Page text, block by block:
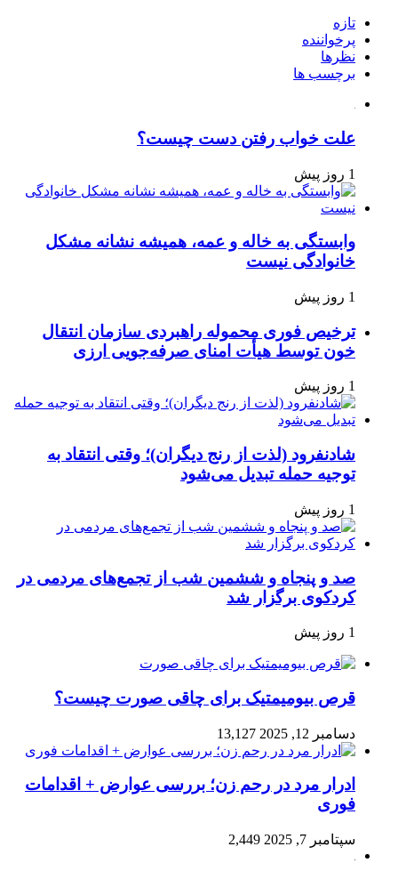
تازه
پرخواننده
نظرها
برچسب ها
علت خواب رفتن دست چیست؟
1 روز پیش
وابستگی به خاله و عمه، همیشه نشانه مشکل
خانوادگی نیست
1 روز پیش
ترخیص فوری محموله راهبردی سازمان انتقال
خون توسط هیأت امنای صرفه‌جویی ارزی
1 روز پیش
شادنفرود (لذت از رنج دیگران)؛ وقتی انتقاد به
توجیه حمله تبدیل می‌شود
1 روز پیش
صد و پنجاه‌ و ششمین شب از تجمع‌های مردمی در
کردکوی برگزار شد
1 روز پیش
قرص بیومیمتیک برای چاقی صورت چیست؟
دسامبر 12, 2025 13,127
ادرار مرد در رحم زن؛ بررسی عوارض + اقدامات
فوری
سپتامبر 7, 2025 2,449